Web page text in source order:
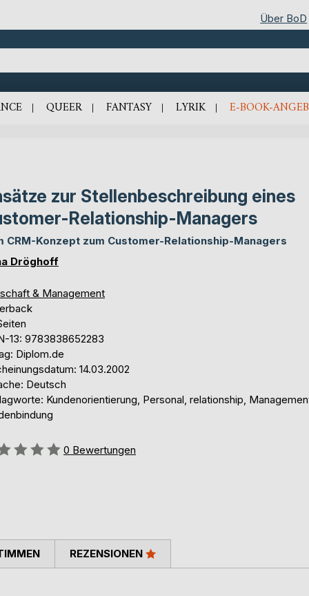
Über BoD
QUEER FANTASY LYRIK E-BOOK-
zur Stellenbeschreibung eines
Relationship-Managers
CRM-Konzept zum Customer-Relationship-Managers
Dröghoff
& Management
13: 9783838652283
Diplom.de
14.03.2002
Deutsch
Kundenorientierung, Personal, relationship,
0 Bewertungen
REZENSIONEN